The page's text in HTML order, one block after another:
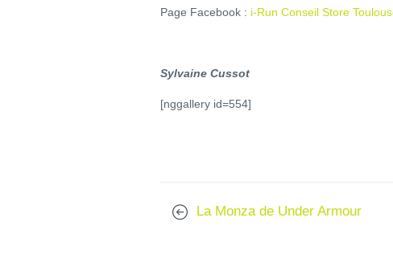
Page Facebook : i-Run Conseil Store
Sylvaine Cussot
[nggallery id=554]
La Monza de Under Armour